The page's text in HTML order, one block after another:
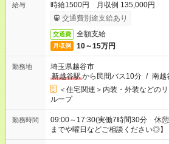
給与
時給1500円 月収例 135,000円
交通費別途支給あり
交通費 全額支給
月収例 10～15万円
勤務地
埼玉県越谷市
新越谷駅から民間バス10分 / 南越
＜住宅関連＞内装・外装などの
ループ
勤務時間
09:00～17:30(実働7時間30分 休
までや曜日などご相談ください◎】